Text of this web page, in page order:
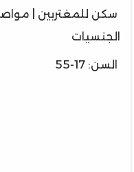
سكن للمغتربين |
الجنسيات
السن: 17-55